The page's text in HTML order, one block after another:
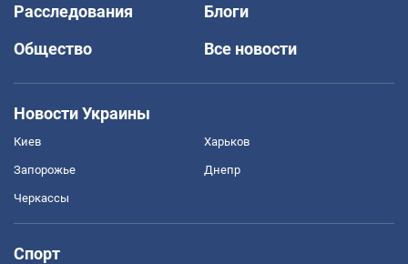
Расследования
Блоги
Общество
Все новости
Новости Украины
Киев Харьков
Запорожье Днепр
Черкассы
Спорт